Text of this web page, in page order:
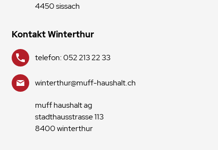
4450 sissach
Kontakt Winterthur
telefon: 052 213 22 33
winterthur@muff-haushalt.ch
muff haushalt ag
stadthausstrasse 113
8400 winterthur